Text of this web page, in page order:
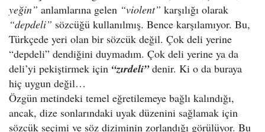
yeğin” anlamlarına gelen “violent” karşılığı olarak
“depdeli” sözcüğü kullanılmış. Bence karşılamıyor. Bu,
Türkçede yeri olan bir sözcük değil. Çok deli yerine
“depdeli” dendiğini duymadım. Çok deli yerine ya da
deli’yi pekiştirmek için “zırdeli”denir. Ki o da buraya
hiç uygun değil…
Özgün metindeki temel eğretilemeye bağlı kalındığı,
ancak, dize sonlarındaki uyak düzenini sağlamak için
sözcük seçimi ve söz diziminin zorlandığı görülüyor. Bu